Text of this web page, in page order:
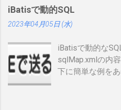
https://
html ※生年月日
※登録番号は、公
す。 ※名前は、
いです 裏 「登録
録証を返納する
した。維持して
るので、講習等
せんでした。 現
からしか発売出
大きな進展でデ
注目をしていま
て、動画、資料
iBatisで動的SQL
2023年04月05日 (水)
iBatisで動的な
sqlMap.xmlの内
下に簡単な例を
id=”getUser2″